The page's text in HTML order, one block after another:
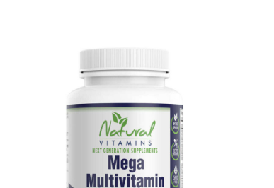
Αυτό το προϊόν έχει πολλαπλές